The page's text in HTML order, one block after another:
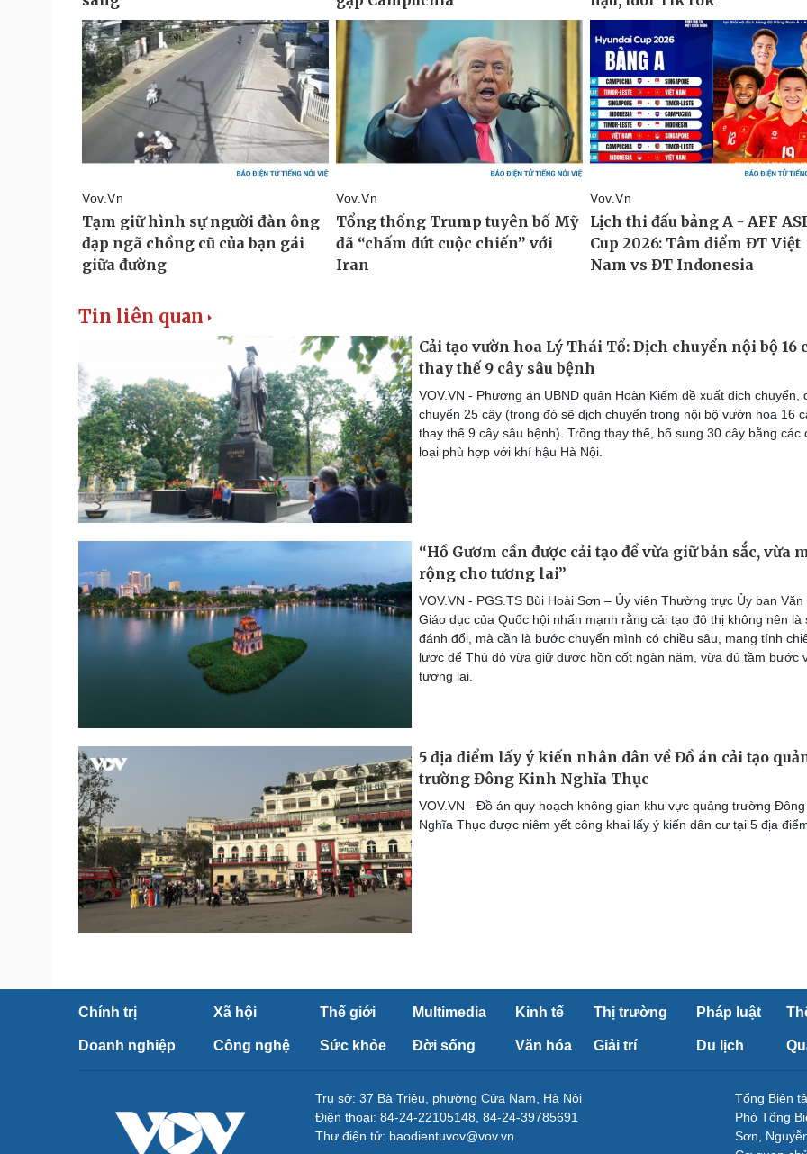
Tin liên quan
Cải tạo vườn hoa Lý Thái Tổ: Dịch chuyển nội bộ 16
thay thế 9 cây sâu bệnh
VOV.VN - Phương án UBND quận Hoàn Kiếm đề xuất dịch chuyển,
chuyển 25 cây (trong đó sẽ dịch chuyển trong nội bộ vườn hoa 16
thay thế 9 cây sâu bệnh). Trồng thay thế, bổ sung 30 cây bằng các
loại phù hợp với khí hậu Hà Nội.
“Hồ Gươm cần được cải tạo để vừa giữ bản sắc, vừa
rộng cho tương lai”
VOV.VN - PGS.TS Bùi Hoài Sơn – Ủy viên Thường trực Ủy ban Văn
Giáo dục của Quốc hội nhấn mạnh rằng cải tạo đô thị không nên là
đánh đổi, mà cần là bước chuyển mình có chiều sâu, mang tính
lược để Thủ đô vừa giữ được hồn cốt ngàn năm, vừa đủ tầm bước
tương lai.
5 địa điểm lấy ý kiến nhân dân về Đồ án cải tạo
trường Đông Kinh Nghĩa Thục
VOV.VN - Đồ án quy hoạch không gian khu vực quảng trường
Nghĩa Thục được niêm yết công khai lấy ý kiến dân cư tại 5 địa
Chính trị Xã hội Thế giới Multimedia Kinh tế Thị trường Pháp luật
Doanh nghiệp Công nghệ Sức khỏe Đời sống Văn hóa Giải trí Du lịch
Trụ sở: 37 Bà Triệu, phường Cửa Nam, Hà Nội
Điện thoại: 84-24-22105148, 84-24-39785691
Thư điện tử: baodientuvov@vov.vn
Tổng Biên
Phó Tổng
Sơn,